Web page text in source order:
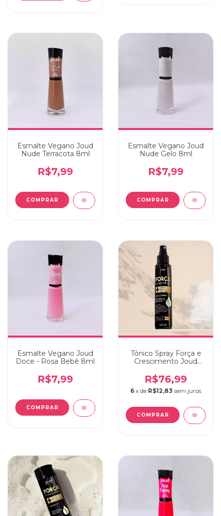
Esmalte Vegano Joud
Nude Terracota 8ml
R$7,99
Esmalte Vegano Joud
Nude Gelo 8ml
R$7,99
Esmalte Vegano Joud
Doce - Rosa Bebê 8ml
R$7,99
Tônico Spray Força e
Crescimento Joud
R$76,99
6 x de R$12,83 sem juros